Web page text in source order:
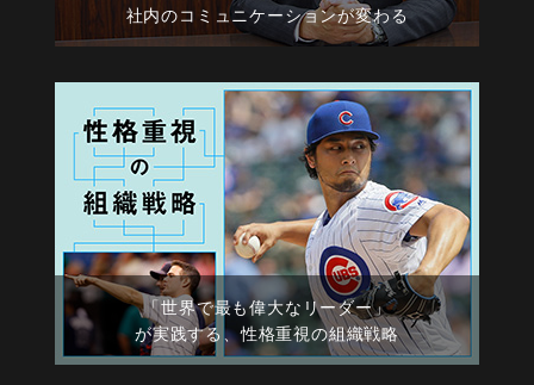
社内のコミュニケーションが変わる
「世界で最も偉大なリーダー」
が実践する、性格重視の組織戦略